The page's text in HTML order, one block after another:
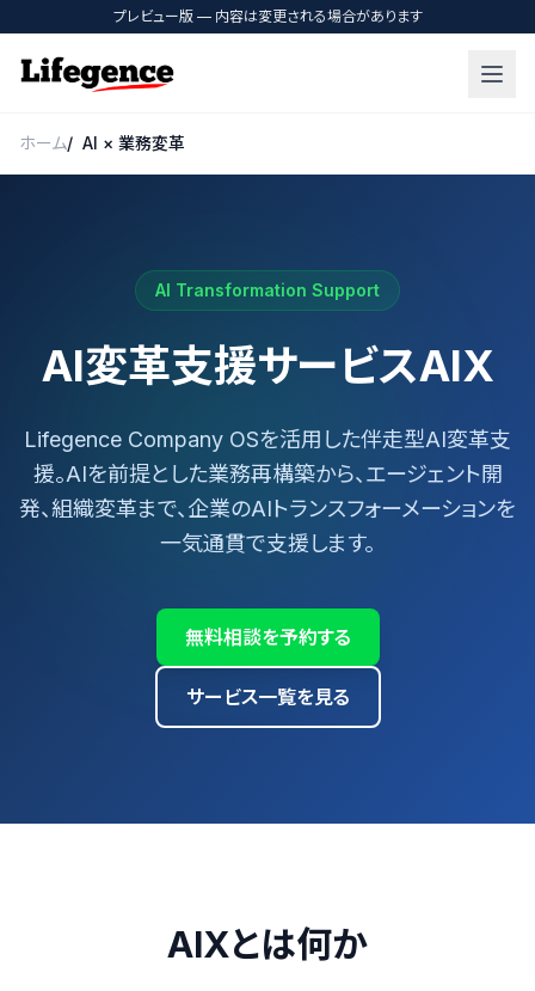
プレビュー版 — 内容は変更される場合があります
ホーム AI × 業務変革
AI Transformation Support
AI変革支援サービスAIX
Lifegence Company OSを活用した伴走型AI変革支
援。AIを前提とした業務再構築から、エージェント開
発、組織変革まで、企業のAIトランスフォーメーションを
一気通貫で支援します。
無料相談を予約する
サービス一覧を見る
AIXとは何か